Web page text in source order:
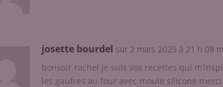
josette bourdel sur 2 mars 2025 à 21 h 08
bonsoir rachel je suis vos recettes qui
les gaufres au four avec moule silicone